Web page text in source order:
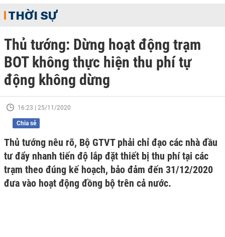
THỜI SỰ
Thủ tướng: Dừng hoạt động trạm
BOT không thực hiện thu phí tự
động không dừng
16:23 | 25/11/2020
Chia sẻ
Thủ tướng nêu rõ, Bộ GTVT phải chỉ đạo các nhà đầu
tư đẩy nhanh tiến độ lắp đặt thiết bị thu phí tại các
trạm theo đúng kế hoạch, bảo đảm đến 31/12/2020
đưa vào hoạt động đồng bộ trên cả nước.